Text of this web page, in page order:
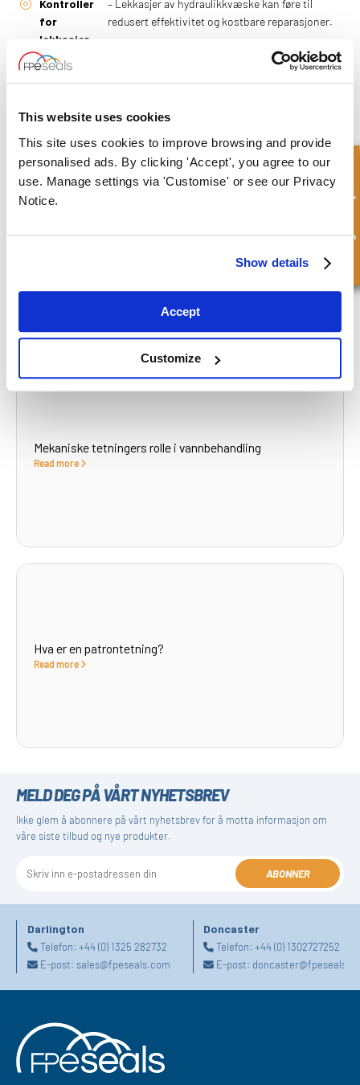
This website uses cookies
This site uses cookies to improve browsing and provide
personalised ads. By clicking 'Accept', you agree to our
use. Manage settings via 'Customise' or see our Privacy
Notice.
Show details
Accept
Customize
Kontroller
for
lekkasjer
– Lekkasjer av hydraulikkvæske kan føre til
redusert effektivitet og kostbare reparasjoner.
Overvåk
væskenivået
– Lavt nivå av hydraulikkvæske kan gi
ytelsesproblemer og skade systemet.
tetninger og
slanger
byttes raskt for å hindre sammenbrudd.
Med vårt brede utvalg av høykvalitetstetningerog komponenter til
hydrauliske sylindere tilbyr vi pålitelige løsninger for
What to read next...
Mekaniske tetningers rolle i vannbehandling
Read more
Hva er en patrontetning?
Read more
MELD DEG PÅ VÅRT NYHETSBREV
Ikke glem å abonnere på vårt nyhetsbrev for å motta informasjon om
våre siste tilbud og nye produkter.
ABONNER
Darlington
Telefon: +44 (0) 1325 282732
E-post: sales@fpeseals.com
Doncaster
Telefon:+44 (0) 1302727252
E-post:
Hurtigforespørsel